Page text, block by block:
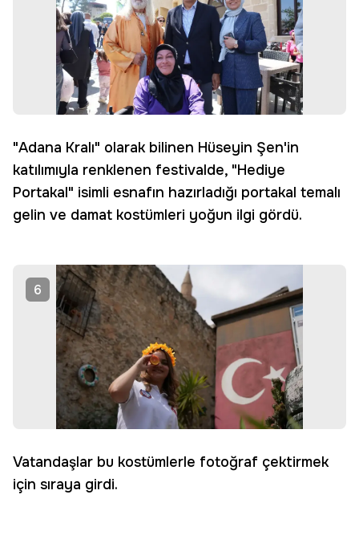
"Adana Kralı" olarak bilinen Hüseyin Şen'in
katılımıyla renklenen festivalde, "Hediye
Portakal" isimli esnafın hazırladığı portakal temalı
gelin ve damat kostümleri yoğun ilgi gördü.
6
Vatandaşlar bu kostümlerle fotoğraf çektirmek
için sıraya girdi.